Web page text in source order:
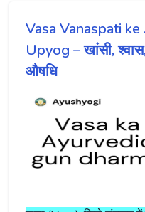
Vasa Vanaspati
Upyog – खांसी,
औषधि